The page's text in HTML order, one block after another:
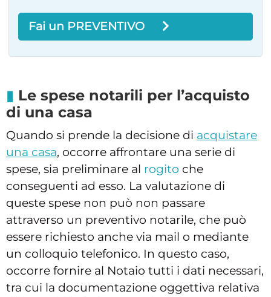
Fai un PREVENTIVO
Le spese notarili per l’acquisto
di una casa
Quando si prende la decisione di acquistare
una casa, occorre affrontare una serie di
spese, sia preliminare al rogito che
conseguenti ad esso. La valutazione di
queste spese non può non passare
attraverso un preventivo notarile, che può
essere richiesto anche via mail o mediante
un colloquio telefonico. In questo caso,
occorre fornire al Notaio tutti i dati necessari,
tra cui la documentazione oggettiva relativa